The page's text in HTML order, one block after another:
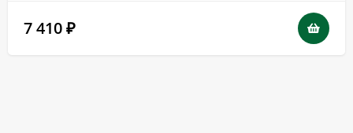
7 410 ₽